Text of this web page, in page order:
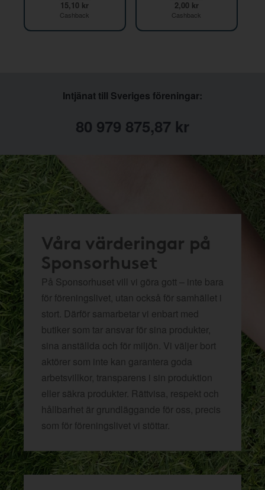
15,10 kr
Cashback
2,00 kr
Cashback
Intjänat till Sveriges föreningar:
80 979 875,87 kr
Våra värderingar på
Sponsorhuset
På Sponsorhuset vill vi göra gott – inte bara
för föreningslivet, utan också för samhället i
stort. Därför samarbetar vi enbart med
butiker som tar ansvar för sina produkter,
sina anställda och för miljön. Vi väljer bort
aktörer som inte kan garantera goda
arbetsvillkor, transparens i sin produktion
eller säkra produkter. Rättvisa, respekt och
hållbarhet är grundläggande för oss, precis
som för föreningslivet vi stöttar.